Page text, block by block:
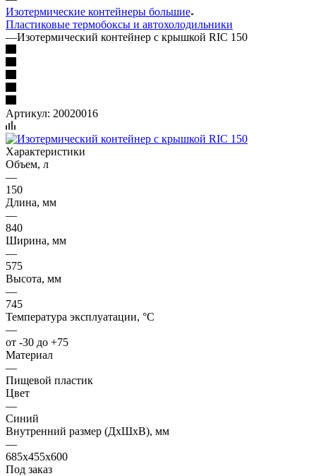
Изотермические контейнеры большие
Пластиковые термобоксы и автохолодильники
—Изотермический контейнер с крышкой RIC 150
Артикул: 20020016
Характеристики
Объем, л
—
150
Длина, мм
—
840
Ширина, мм
—
575
Высота, мм
—
745
Температура эксплуатации, °C
—
от -30 до +75
Материал
—
Пищевой пластик
Цвет
—
Синий
Внутренний размер (ДхШхВ), мм
—
685x455x600
Под заказ